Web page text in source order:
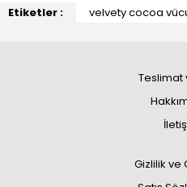
Etiketler : velvety cocoa
Teslimat
Gizlilik ve